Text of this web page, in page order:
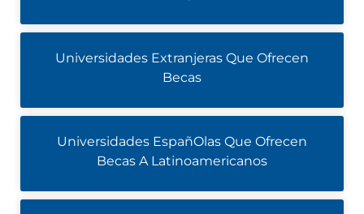
Universidades Extranjeras Que Ofrecen
Becas
Universidades EspañOlas Que Ofrecen
Becas A Latinoamericanos